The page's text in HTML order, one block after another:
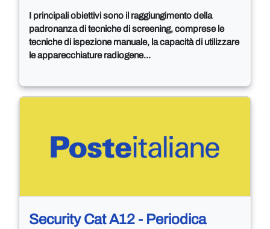
I principali obiettivi sono il raggiungimento della
padronanza di tecniche di screening, comprese le
tecniche di ispezione manuale, la capacità di utilizzare
le apparecchiature radiogene...
Security Cat A12 - Periodica